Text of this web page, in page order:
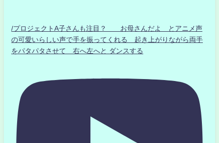
/プロジェクトA子さんも注目？ お母さんだよ とアニメ声
の可愛いらしい声で手を振ってくれる 起き上がりながら両手
をパタパタさせて 右へ左へと ダンスする